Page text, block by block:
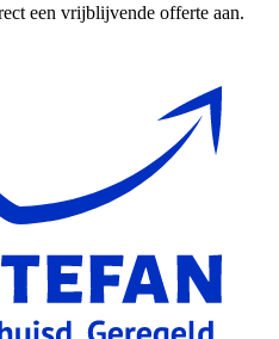
een vrijblijvende offerte aan.